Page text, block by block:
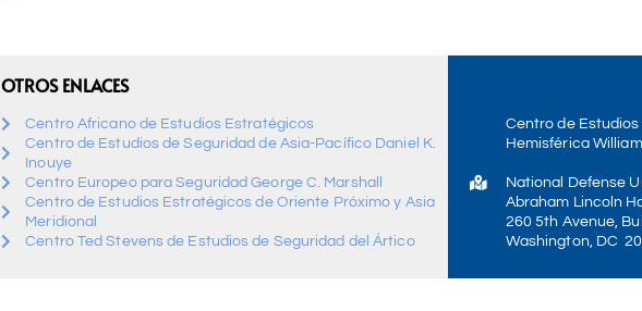
OTROS ENLACES
Centro Africano de Estudios Estratégicos
Centro de Estudios de Seguridad de Asia-Pacífico Daniel K.
Inouye
Centro Europeo para Seguridad George C. Marshall
Centro de Estudios Estratégicos de Oriente Próximo y Asia
Meridional
Centro Ted Stevens de Estudios de Seguridad del Ártico
Centro de
Hemisférica
National Defense
Abraham Lincoln
260 5th Avenue,
Washington, DC